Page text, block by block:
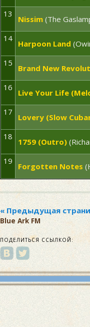
13
Nissim(The
14
Harpoon Land
15
Brand New
16
Live Your Life
17
Lovery (Slow
18
1759 (Outro)
19
Forgotten Notes
Blue Ark FM
ПОДЕЛИТЬСЯ ССЫЛКОЙ: